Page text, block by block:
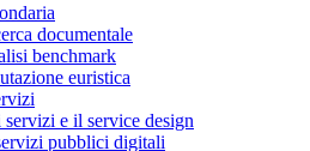
documentale
benchmark
euristica
servizi e il service design
pubblici digitali